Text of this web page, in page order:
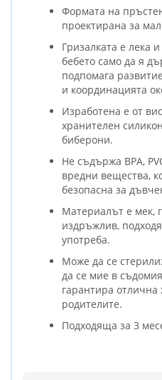
Формата на
проектирана за
Гризалката е лека
бебето само да я
подпомага
и координацията
Изработена е от
хранителен
биберони.
Не съдържа BPA,
вредни вещества,
безопасна за
Материалът е мек,
издръжлив,
употреба.
Може да се
да се мие в
гарантира отлична
родителите.
Подходяща за 3